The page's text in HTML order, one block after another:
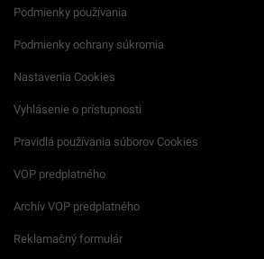
Podmienky používania
Podmienky ochrany súkromia
Nastavenia Cookies
Vyhlásenie o prístupnosti
Pravidlá používania súborov Cookies
VOP predplatného
Archív VOP predplatného
Reklamačný formulár